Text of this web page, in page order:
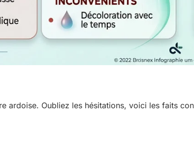
ardoise. Oubliez les hésitations, voici les faits